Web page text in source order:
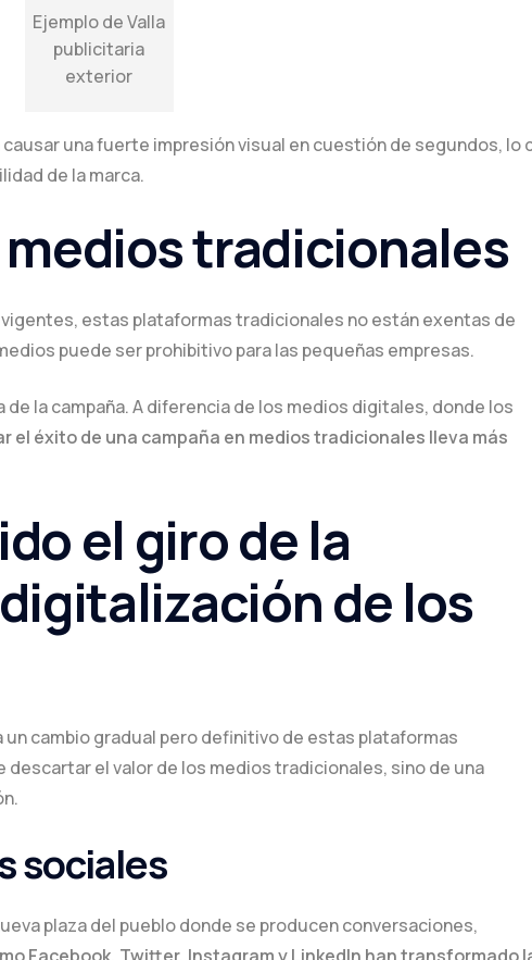
Ejemplo de Valla
publicitaria
exterior
una fuerte impresión visual en cuestión de segundos, lo
de la marca.
tradicionales
estas plataformas tradicionales no están exentas de
puede ser prohibitivo para las pequeñas empresas.
la campaña. A diferencia de los medios digitales, donde los
el éxito de una campaña en medios tradicionales lleva más
el giro de la
de los
un cambio gradual pero definitivo de estas plataformas
el valor de los medios tradicionales, sino de una
sociales
plaza del pueblo donde se producen conversaciones,